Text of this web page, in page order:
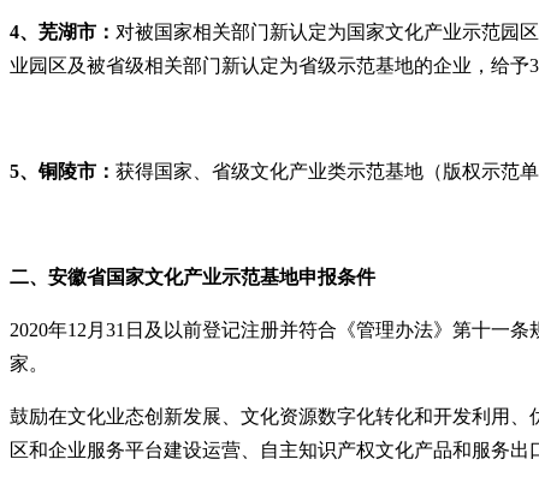
4、 芜湖市： 对被国家相关部门新认定为国家文化产业示范园
业园区及被省级相关部门新认定为省级示范基地的企业，给予
5、 铜陵市： 获得国家、省级文化产业类示范基地（版权示范
二、安徽省国家文化产业示范基地申报条件
2020年12月31日及以前登记注册并符合《管理办法》第十一
家。
鼓励在文化业态创新发展、文化资源数字化转化和开发利用
区和企业服务平台建设运营、自主知识产权文化产品和服务